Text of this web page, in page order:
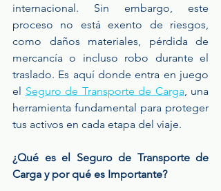
internacional. Sin embargo, este
proceso no está exento de riesgos,
como daños materiales, pérdida de
mercancía o incluso robo durante el
traslado. Es aquí donde entra en juego
el Seguro de Transporte de Carga, una
herramienta fundamental para proteger
tus activos en cada etapa del viaje.
¿Qué es el Seguro de Transporte de
Carga y por qué es Importante?